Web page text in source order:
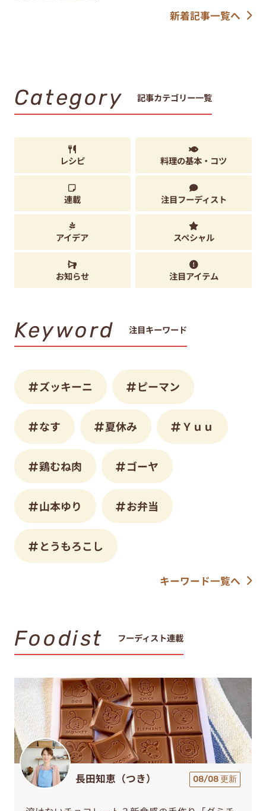
新着記事一覧へ
Category 記事カテゴリー一覧
レシピ 料理の基本・コツ
連載 注目フーディスト
アイデア スペシャル
お知らせ 注目アイテム
Keyword 注目キーワード
ズッキーニ ピーマン
なす 夏休み Ｙｕｕ
鶏むね肉 ゴーヤ
山本ゆり お弁当
とうもろこし
キーワード一覧へ
Foodist フーディスト連載
長田知恵（つき） 08/08 更新